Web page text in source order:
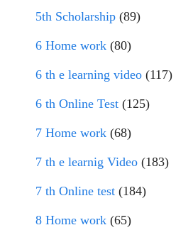
5th Scholarship (89)
6 Home work (80)
6 th e learning video (117)
6 th Online Test (125)
7 Home work (68)
7 th e learnig Video (183)
7 th Online test (184)
8 Home work (65)